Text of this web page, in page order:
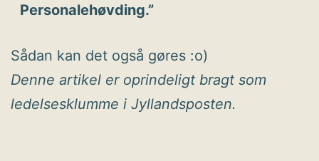
Personalehøvding.”
Sådan kan det også gøres :o)
Denne artikel er oprindeligt bragt som
ledelsesklumme i Jyllandsposten.